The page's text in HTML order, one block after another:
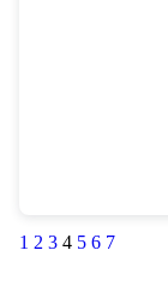
1 2 3 4 5 6 7